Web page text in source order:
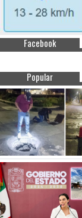
Facebook
Popular